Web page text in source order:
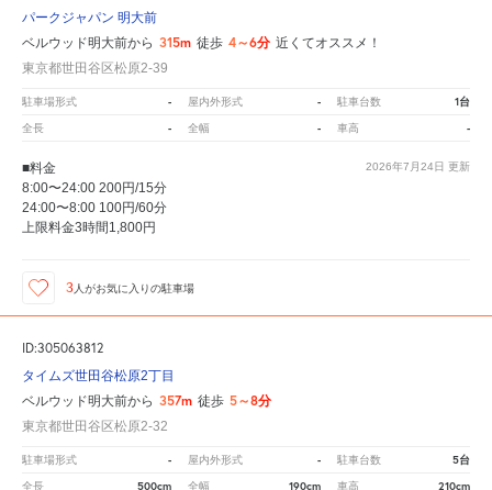
パークジャパン 明大前
ベルウッド明大前から 315m 徒歩 4～6分 近くてオススメ！
東京都世田谷区松原2-39
駐車場形式 - 屋内外形式 - 駐車台数 1台
全長 - 全幅 - 車高 -
2026年7月24日 更新
■料金
8:00〜24:00 200円/15分
24:00〜8:00 100円/60分
上限料金3時間1,800円
3人がお気に入りの駐車場
ID:305063812
タイムズ世田谷松原2丁目
ベルウッド明大前から 357m 徒歩 5～8分
東京都世田谷区松原2-32
駐車場形式 - 屋内外形式 - 駐車台数 5台
全長 500cm 全幅 190cm 車高 210cm